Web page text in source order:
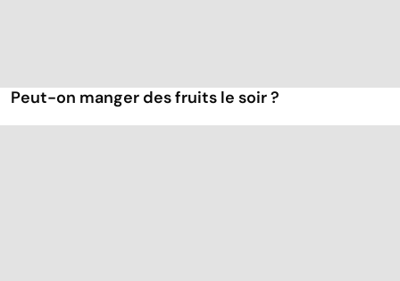
Peut-on manger des fruits le soir ?